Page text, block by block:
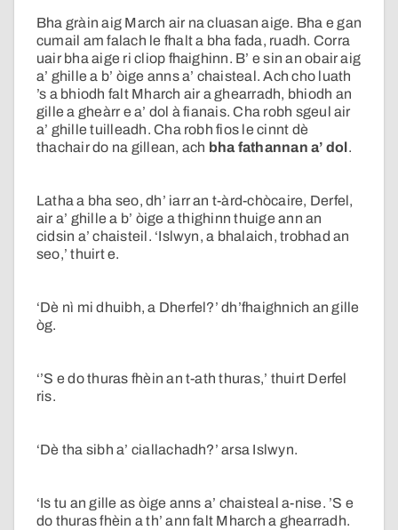
Bha gràin aig March air na cluasan aige. Bha e gan
cumail am falach le fhalt a bha fada, ruadh. Corra
uair bha aige ri cliop fhaighinn. B’ e sin an obair aig
a’ ghille a b’ òige anns a’ chaisteal. Ach cho luath
’s a bhiodh falt Mharch air a ghearradh, bhiodh an
gille a gheàrr e a’ dol à fianais. Cha robh sgeul air
a’ ghille tuilleadh. Cha robh fios le cinnt dè
thachair do na gillean, ach bha fathannan a’ dol.
Latha a bha seo, dh’ iarr an t-àrd-chòcaire, Derfel,
air a’ ghille a b’ òige a thighinn thuige ann an
cidsin a’ chaisteil. ‘Islwyn, a bhalaich, trobhad an
seo,’ thuirt e.
‘Dè nì mi dhuibh, a Dherfel?’ dh’fhaighnich an gille
òg.
‘’S e do thuras fhèin an t-ath thuras,’ thuirt Derfel
ris.
‘Dè tha sibh a’ ciallachadh?’ arsa Islwyn.
‘Is tu an gille as òige anns a’ chaisteal a-nise. ’S e
do thuras fhèin a th’ ann falt Mharch a ghearradh.